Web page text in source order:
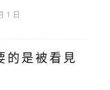
1 日
的是被看見